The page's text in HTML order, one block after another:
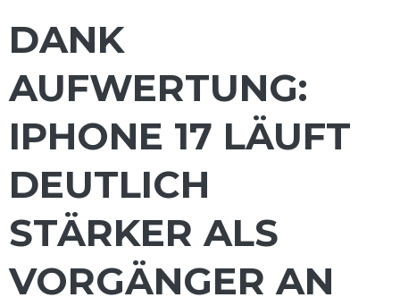
DANK
AUFWERTUNG:
IPHONE 17 LÄUFT
DEUTLICH
STÄRKER ALS
VORGÄNGER AN